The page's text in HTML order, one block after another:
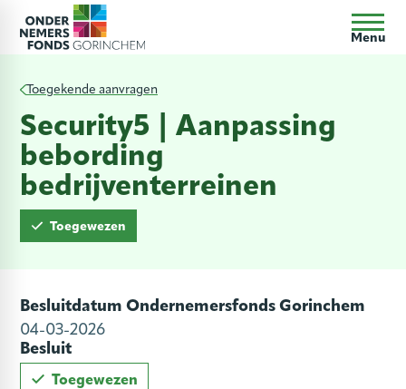
Menu
Toegekende aanvragen
Security5 | Aanpassing
bebording
bedrijventerreinen
Toegewezen
Besluitdatum Ondernemersfonds Gorinchem
04-03-2026
Besluit
Toegewezen